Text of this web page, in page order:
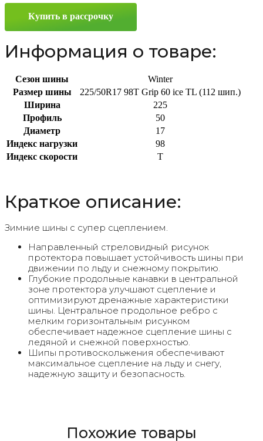
225/50
98T
Купить в рассрочку
Информация о товаре:
Сезон шины
Winter
Размер шины
225/50R17 98T Grip 60 ice TL (112 шип.)
Ширина
225
Профиль
50
Диаметр
17
Индекс нагрузки
98
Индекс скорости
T
Краткое описание:
Зимние шины с супер сцеплением.
Направленный стреловидный рисунок
протектора повышает устойчивость шины при
движении по льду и снежному покрытию.
Глубокие продольные канавки в центральной
зоне протектора улучшают сцепление и
оптимизируют дренажные характеристики
шины. Центральное продольное ребро с
мелким горизонтальным рисунком
обеспечивает надежное сцепление шины с
ледяной и снежной поверхностью.
Шипы противоскольжения обеспечивают
максимальное сцепление на льду и снегу,
надежную защиту и безопасность.
Похожие товары